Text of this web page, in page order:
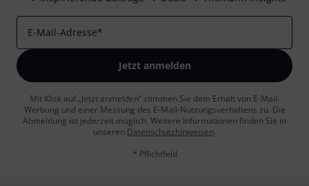
E-Mail-Adresse*
Jetzt anmelden
Mit Klick auf „Jetzt anmelden“ stimmen Sie dem Erhalt von E-Mail-
Werbung und einer Messung des E-Mail-Nutzungsverhaltens zu. Die
Abmeldung ist jederzeit möglich. Weitere Informationen finden Sie in
unseren Datenschutzhinweisen.
* Pflichtfeld